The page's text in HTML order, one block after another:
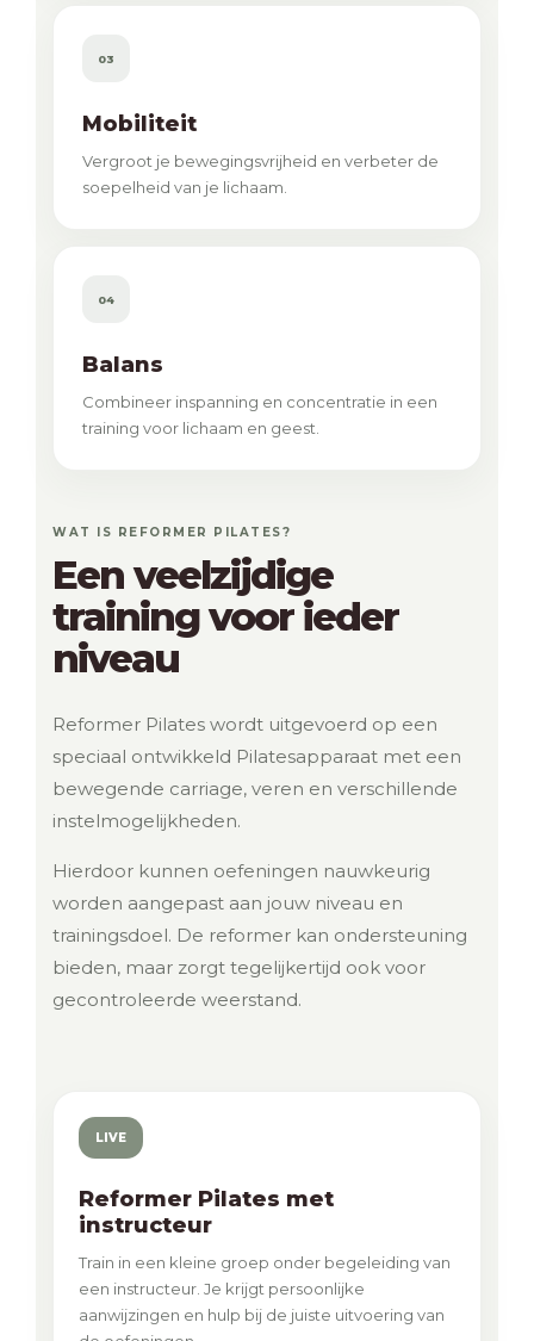
03
Mobiliteit
Vergroot je bewegingsvrijheid en verbeter de
soepelheid van je lichaam.
04
Balans
Combineer inspanning en concentratie in een
training voor lichaam en geest.
WAT IS REFORMER PILATES?
Een veelzijdige
training voor ieder
niveau
Reformer Pilates wordt uitgevoerd op een
speciaal ontwikkeld Pilatesapparaat met een
bewegende carriage, veren en verschillende
instelmogelijkheden.
Hierdoor kunnen oefeningen nauwkeurig
worden aangepast aan jouw niveau en
trainingsdoel. De reformer kan ondersteuning
bieden, maar zorgt tegelijkertijd ook voor
gecontroleerde weerstand.
LIVE
Reformer Pilates met
instructeur
Train in een kleine groep onder begeleiding van
een instructeur. Je krijgt persoonlijke
aanwijzingen en hulp bij de juiste uitvoering van